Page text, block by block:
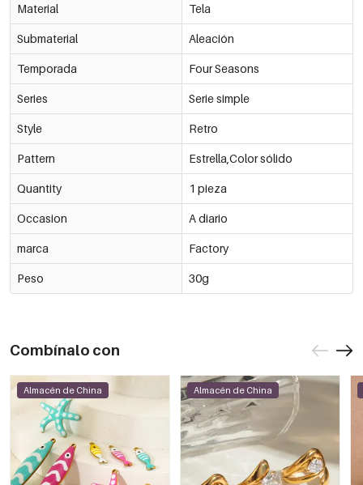
Material Tela
Submaterial Aleación
Temporada Four Seasons
Series Serie simple
Style Retro
Pattern Estrella,Color sólido
Quantity 1 pieza
Occasion A diario
marca Factory
Peso 30g
Combínalo con
Almacén de China Almacén de China